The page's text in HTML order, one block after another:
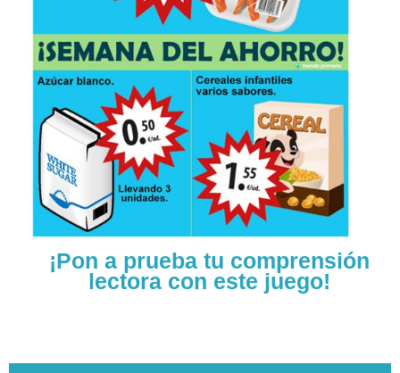
¡Pon a prueba tu comprensión
lectora con este juego!